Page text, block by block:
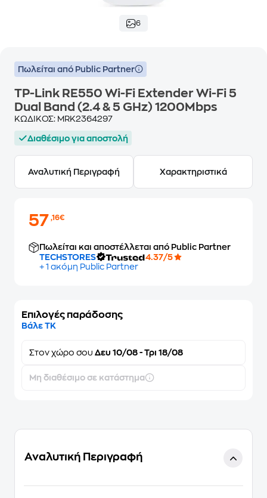
6
Πωλείται από Public Partner
TP-Link RE550 Wi-Fi Extender Wi-Fi 5
Dual Band (2.4 & 5 GHz) 1200Mbps
ΚΩΔΙΚΟΣ: MRK2364297
Διαθέσιμο για αποστολή
Αναλυτική Περιγραφή Χαρακτηριστικά
57,16€
Πωλείται και αποστέλλεται από Public Partner
TECHSTORES
4.37/5
+ 1 ακόμη Public Partner
Επιλογές παράδοσης
Βάλε ΤΚ
Στον χώρο σου Δευ 10/08 - Τρι 18/08
Μη διαθέσιμο σε κατάστημα
Αναλυτική Περιγραφή